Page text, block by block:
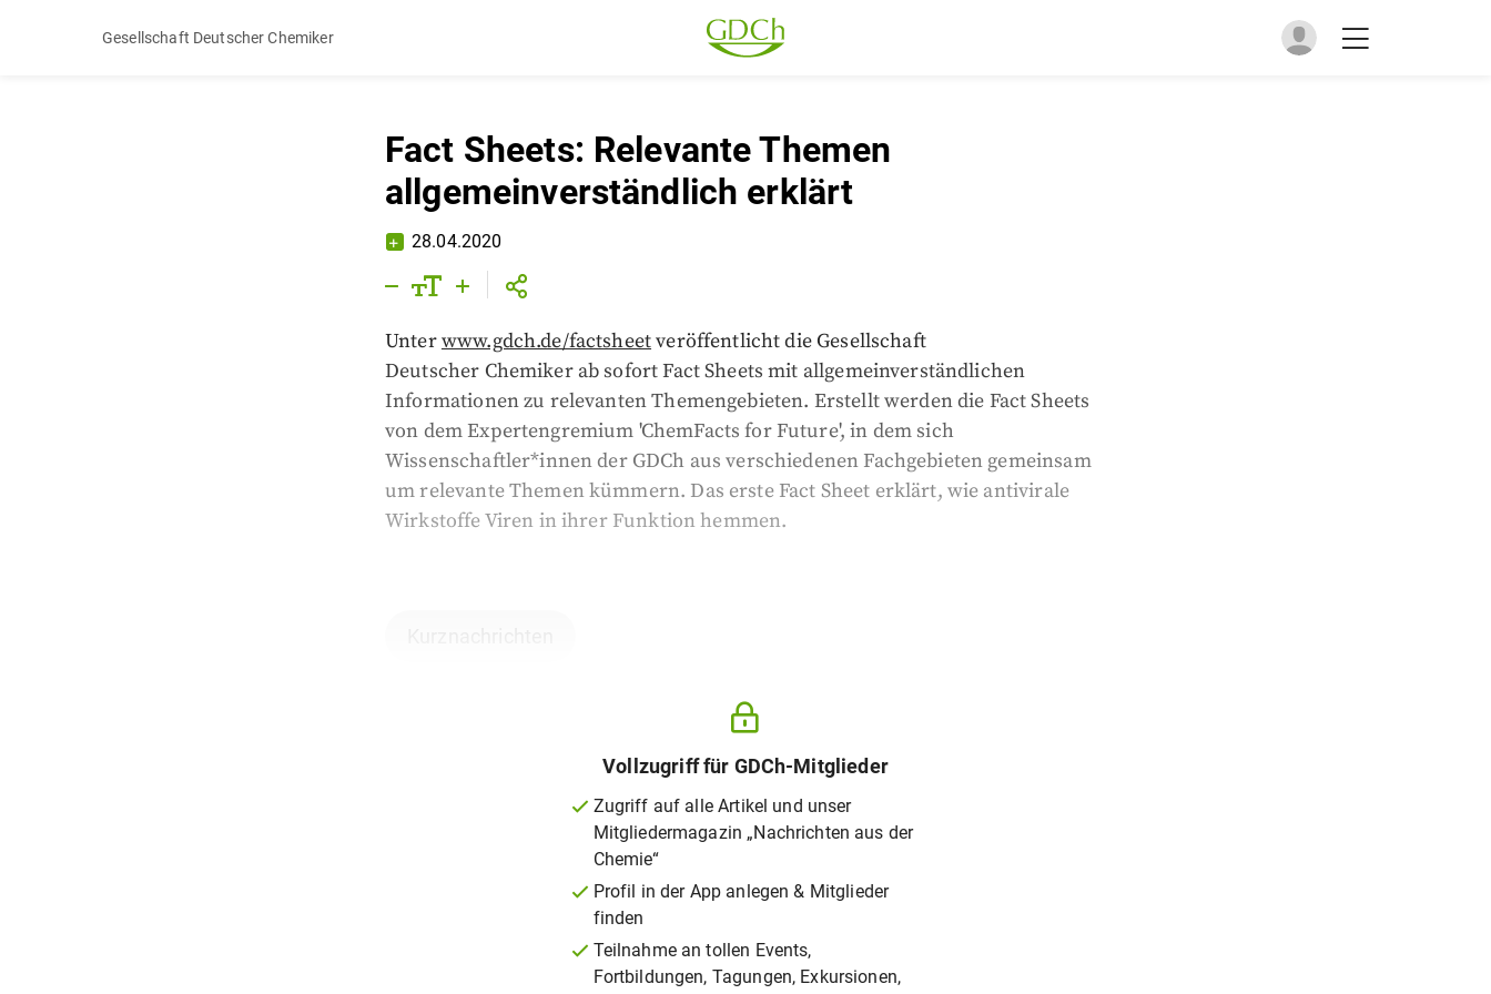
Gesellschaft Deutscher Chemiker
Fact Sheets: Relevante Themen
allgemeinverständlich erklärt
28.04.2020
Unterwww.gdch.de/factsheetveröffentlicht die Gesellschaft
Deutscher Chemiker ab sofort Fact Sheets mit allgemeinverständlichen
Informationen zu relevanten Themengebieten. Erstellt werden die Fact Sheets
von dem Expertengremium 'ChemFacts for Future', in dem sich
Wissenschaftler*innen der GDCh aus verschiedenen Fachgebieten gemeinsam
um relevante Themen kümmern. Das erste Fact Sheet erklärt, wie antivirale
Wirkstoffe Viren in ihrer Funktion hemmen.
Vollzugriff für GDCh-Mitglieder
Zugriff auf alle Artikel und unser
Mitgliedermagazin „Nachrichten aus der
Chemie“
Profil in der App anlegen & Mitglieder
finden
Teilnahme an tollen Events,
Fortbildungen, Tagungen, Exkursionen,